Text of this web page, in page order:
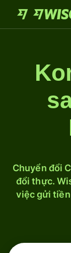
Chuyển đổi
đổi thực.
việc gửi